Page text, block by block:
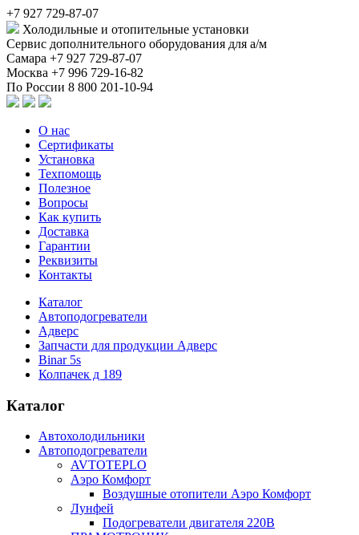
+7 927 729-87-07
Холодильные и отопительные установки
Сервис дополнительного оборудования для а/м
Самара +7 927 729-87-07
Москва +7 996 729-16-82
По России 8 800 201-10-94
О нас
Сертификаты
Установка
Техпомощь
Полезное
Вопросы
Как купить
Доставка
Гарантии
Реквизиты
Контакты
Каталог
Автоподогреватели
Адверс
Запчасти для продукции Адверс
Binar 5s
Колпачек д 189
Каталог
Автохолодильники
Автоподогреватели
AVTOTEPLO
Аэро Комфорт
Воздушные отопители Аэро Комфорт
Лунфей
Подогреватели двигателя 220В